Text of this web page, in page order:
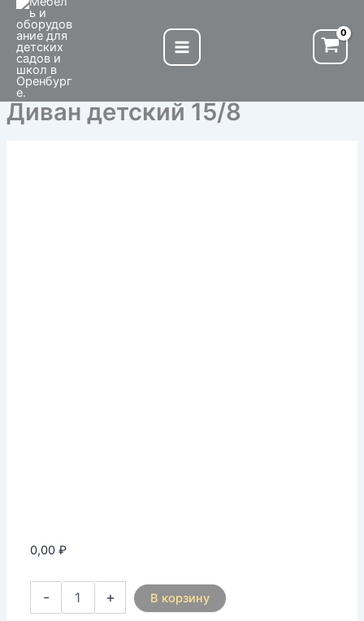
Перейти
содержимому
Диван детский 15/8
0,00₽
-
Количество
товара
Диван
детский
15/8
+ В корзину